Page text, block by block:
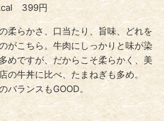
399円
柔らかさ、口当たり、旨味、どれを
がこちら。牛肉にしっかりと味が染
めですが、だからこそ柔らかく、美
の牛丼に比べ、たまねぎも多め。
バランスもGOOD。